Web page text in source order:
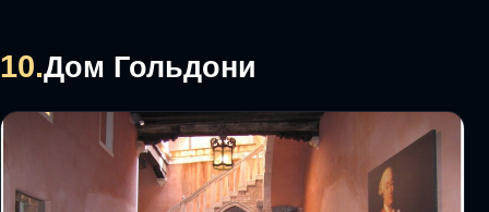
10.Дом Гольдони